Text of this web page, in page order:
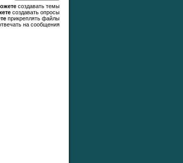
создавать темы
создавать опросы
прикреплять файлы
на сообщения